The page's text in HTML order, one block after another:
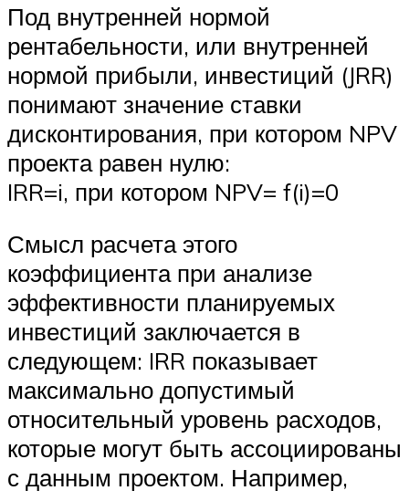
Под внутренней нормой
рентабельности, или внутренней
нормой прибыли, инвестиций (JRR)
понимают значение ставки
дисконтирования, при котором NPV
проекта равен нулю:
IRR=i, при котором NPV= f(i)=0
Смысл расчета этого
коэффициента при анализе
эффективности планируемых
инвестиций заключается в
следующем: IRR показывает
максимально допустимый
относительный уровень расходов,
которые могут быть ассоциированы
с данным проектом. Например,